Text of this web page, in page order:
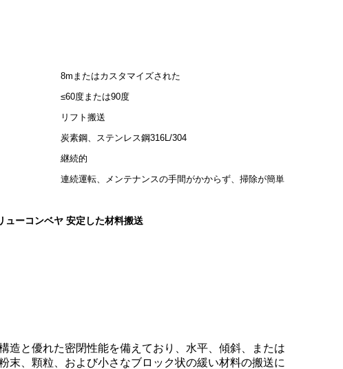
8mまたはカスタマイズされた
≤60度または90度
リフト搬送
炭素鋼、ステンレス鋼316L/304
継続的
連続運転、メンテナンスの手間がかからず、掃除が簡単
ューコンベヤ 安定した材料搬送
造と優れた密閉性能を備えており、水平、傾斜、または
末、顆粒、および小さなブロック状の緩い材料の搬送に